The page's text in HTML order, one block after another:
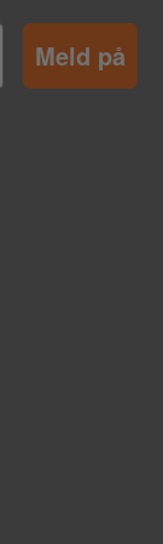
Meld på